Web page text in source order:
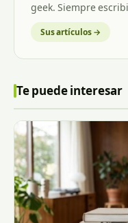
geek. Siempre
Sus artículos →
Te puede interesar